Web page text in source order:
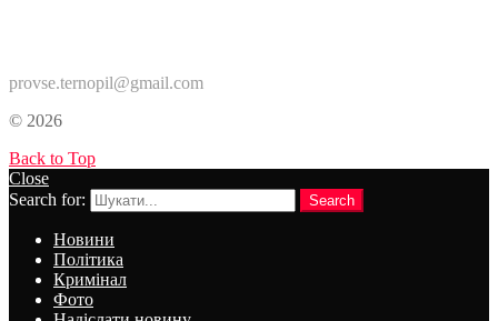
provse.ternopil@gmail.com
© 2026
Back to Top
Close
Search for:
Search
Новини
Політика
Кримінал
Фото